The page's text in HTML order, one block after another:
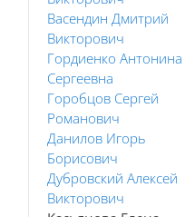
Васендин Дмитрий
Викторович
Гордиенко Антонина
Сергеевна
Горобцов Сергей
Романович
Данилов Игорь
Борисович
Дубровский Алексей
Викторович